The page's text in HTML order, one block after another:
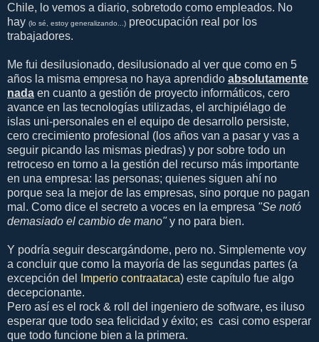
Chile, lo vemos a diario, sobretodo como empleados. No
hay (lo sé, estoy generalizando...) preocupación real por los
trabajadores.
Me fui desilusionado, desilusionado al ver que como en 5
años la misma empresa no haya aprendido absolutamente
nada en cuanto a gestión de proyecto informáticos, cero
avance en las tecnologías utilizadas, el archipiélago de
islas uni-personales en el equipo de desarrollo persiste,
cero crecimiento profesional (los años van a pasar y vas a
seguir picando las mismas piedras) y por sobre todo un
retroceso en torno a la gestión del recurso más importante
en una empresa: las personas; quienes siguen ahí no
porque sea la mejor de las empresas, sino porque no pagan
mal. Como dice el secreto a voces en la empresa "Se notó
demasiado el cambio de mano"y no para bien.
Y podría seguir descargándome, pero no. Simplemente voy
a concluir que como la mayoría de las segundas partes (a
excepción del
Imperio contraataca) este capítulo fue algo
decepcionante.
Pero así es el rock & roll del ingeniero de software, es iluso
esperar que todo sea felicidad y éxito; es casi como esperar
que todo funcione bien a la primera.